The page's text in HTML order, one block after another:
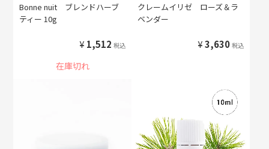
Bonne nuit ブレンドハーブ
ティー 10g
¥ 1,512 税込
在庫切れ
クレームイリゼ ローズ＆ラ
ベンダー
¥3,630 税込